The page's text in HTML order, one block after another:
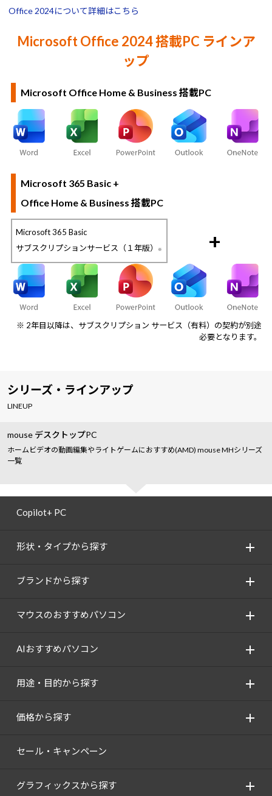
Office 2024について詳細はこちら
Microsoft Office 2024 搭載PC ラインア
ップ
Microsoft Office Home & Business 搭載PC
Microsoft 365 Basic +
Office Home & Business 搭載PC
Microsoft 365 Basic
サブスクリプションサービス（１年版）
※ +
※ 2年目以降は、サブスクリプション サービス（有料）の契約が別途
必要となります。
シリーズ・ラインアップ
LINEUP
mouse デスクトップPC
ホームビデオの動画編集やライトゲームにおすすめ(AMD) mouse MHシリーズ
一覧
Copilot+ PC
形状・タイプから探す
ブランドから探す
マウスのおすすめパソコン
AIおすすめパソコン
用途・目的から探す
価格から探す
セール・キャンペーン
グラフィックスから探す